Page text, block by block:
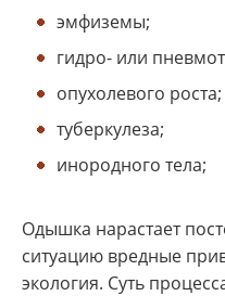
эмфиземы;
гидро- или
опухолевого роста;
туберкулеза;
инородного тела;
Одышка нарастает
ситуацию вредные
экология. Суть